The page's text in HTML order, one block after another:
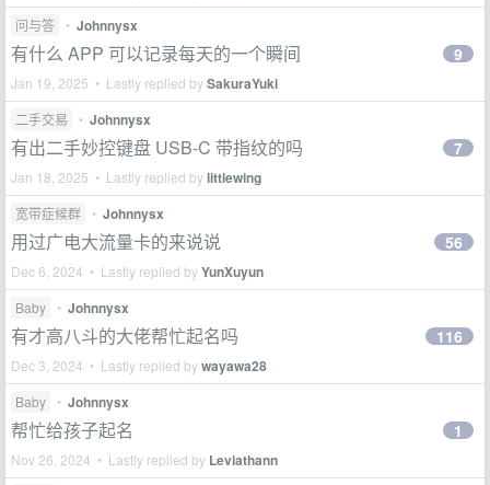
问与答 • Johnnysx
有什么 APP 可以记录每天的一个瞬间
Jan 19, 2025 • Lastly replied bySakuraYuki
9
二手交易 • Johnnysx
有出二手妙控键盘 USB-C 带指纹的吗
Jan 18, 2025 • Lastly replied bylittlewing
7
宽带症候群 • Johnnysx
用过广电大流量卡的来说说
Dec 6, 2024 • Lastly replied byYunXuyun
56
Baby • Johnnysx
有才高八斗的大佬帮忙起名吗
Dec 3, 2024 • Lastly replied bywayawa28
116
Baby • Johnnysx
帮忙给孩子起名
Nov 26, 2024 • Lastly replied by Leviathann
1